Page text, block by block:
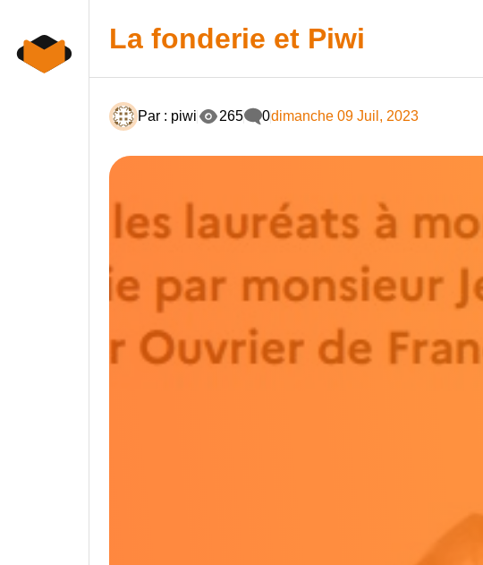
content
La fonderie et Piwi
Par : piwi 265 0dimanche 09 Juil, 2023